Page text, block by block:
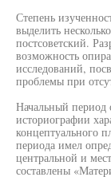
Степень
выделить
постсоветский.
возможность
исследований,
проблемы при
Начальный период
историографии
концептуального
периода имел
центральной и
составлены